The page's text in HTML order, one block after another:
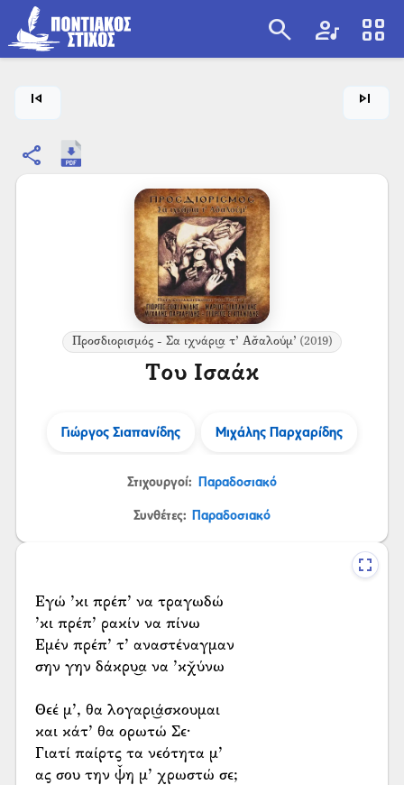
search artist view_cozy
skip_previous skip_next
share
Προσδιορισμός - Σα ιχνάρι͜α τ’ Ασ̌αλούμ’ (2019)
Του Ισαάκ
Γιώργος Σιαπανίδης Μιχάλης Παρχαρίδης
Στιχουργοί: Παραδοσιακό
Συνθέτες: Παραδοσιακό
Εγώ ’κι πρέπ’ να τραγωδώ
’κι πρέπ’ ρακίν να πίνω
Εμέν πρέπ’ τ’ αναστέναγμαν
σην γην δάκρυ͜α να ’κχ̌ύνω
Θεέ μ’, θα λογαρι͜άσκουμαι
και κάτ’ θα ορωτώ Σε·
Γιατί παίρτς τα νεότητα μ’
ας σου την ψ̌η μ’ χρωστώ σε;